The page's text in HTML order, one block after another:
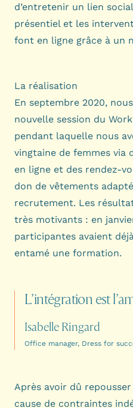
d’entretenir un lien
présentiel et les
font en ligne grâce à un
La réalisation
En septembre 2020,
nouvelle session du
pendant laquelle nous
vingtaine de femmes via
en ligne et des rendez-
don de vêtements
recrutement. Les
très motivants : en
participantes avaient
entamé une formation.
L’intégration est
Isabelle Ringard
Office manager, Dress for
Après avoir dû
cause de contraintes